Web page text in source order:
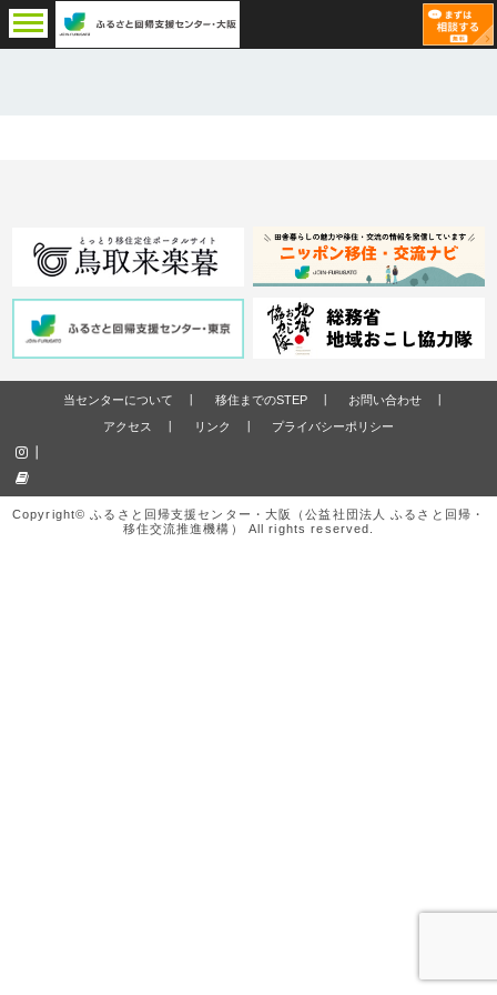
当センターについて 移住までのSTEP
お問い合わせ
アクセス
リンク プライバシーポリシー
Copyright© ふるさと回帰支援センター・大阪（公益社団法人 ふるさと回帰・
移住交流推進機構） All rights reserved.